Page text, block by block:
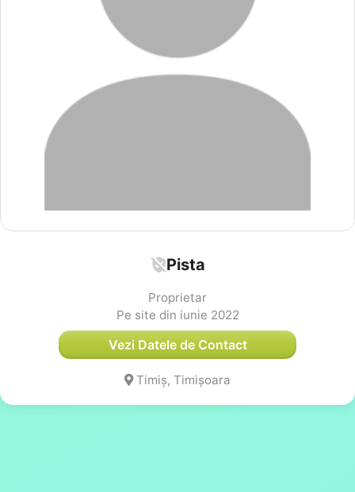
Pista
Proprietar
Pe site din iunie 2022
Vezi Datele de Contact
Timiș, Timișoara